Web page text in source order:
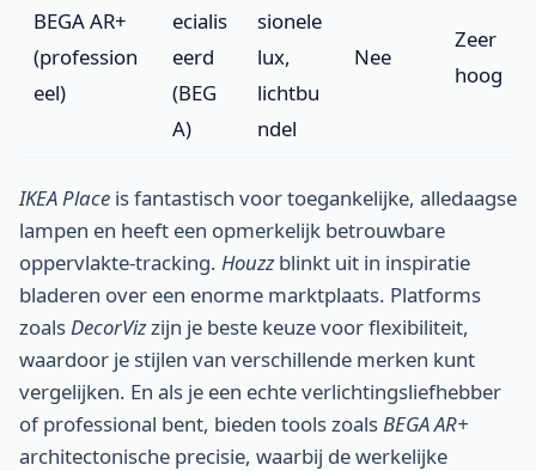
BEGA AR+
(profession
eel)
ecialis
eerd
(BEG
A)
sionele
lux,
lichtbu
ndel
Nee
Zeer
hoog
IKEA Place is fantastisch voor toegankelijke, alledaagse
lampen en heeft een opmerkelijk betrouwbare
oppervlakte-tracking. Houzzblinkt uit in inspiratie
bladeren over een enorme marktplaats. Platforms
zoalsDecorVizzijn je beste keuze voor flexibiliteit,
waardoor je stijlen van verschillende merken kunt
vergelijken. En als je een echte verlichtingsliefhebber
of professional bent, bieden tools zoalsBEGA AR+
architectonische precisie, waarbij de werkelijke